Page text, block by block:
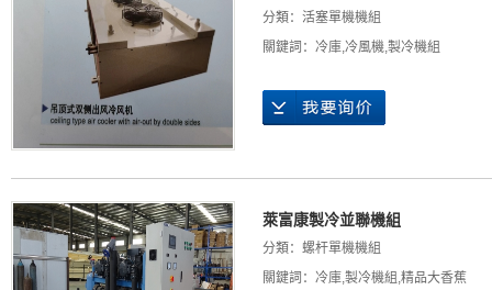
分類： 活塞單機機組
關鍵詞： 冷庫,冷風機,製冷機組
萊富康製冷並聯機組
分類： 螺杆單機機組
關鍵詞： 冷庫,製冷機組 ,精品大香蕉